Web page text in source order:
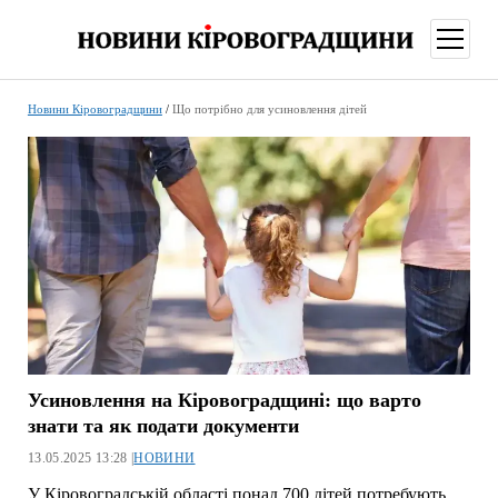
меню
Новини Кіровоградщини/ Що потрібно для усиновлення дітей
Усиновлення на Кіровоградщині: що варто
знати та як подати документи
13.05.2025 13:28 |НОВИНИ